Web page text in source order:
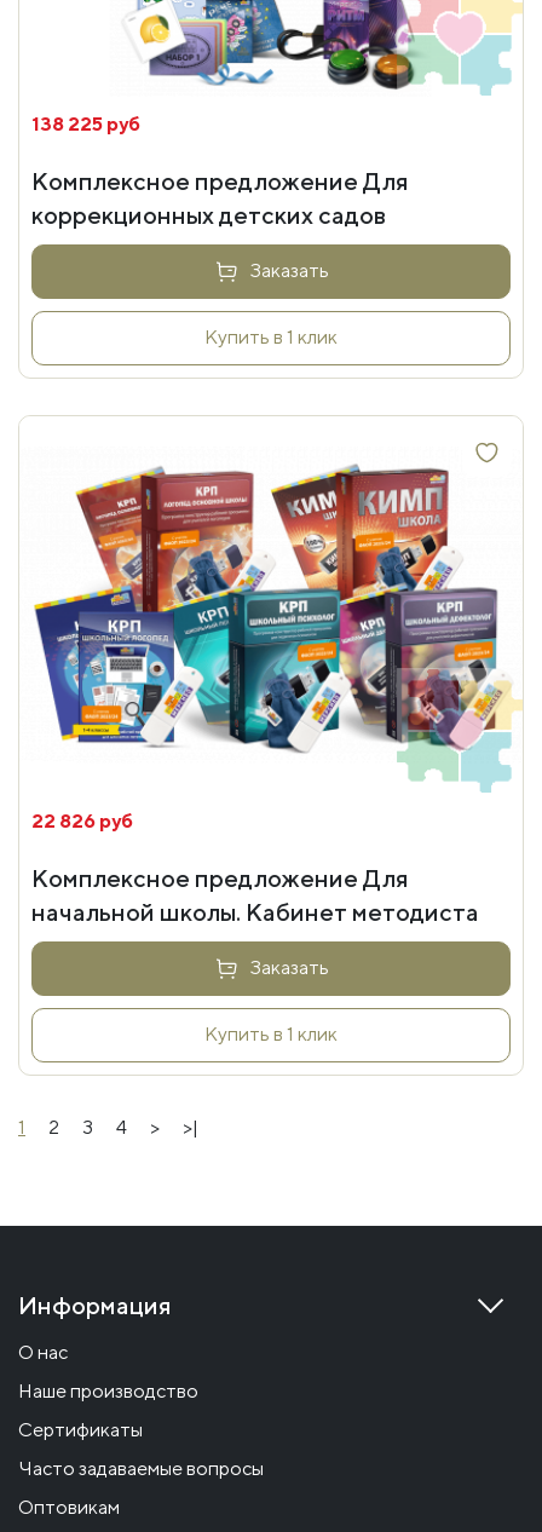
138 225 руб
Комплексное предложение Для
коррекционных детских садов
Заказать
Купить в 1 клик
22 826 руб
Комплексное предложение Для
начальной школы. Кабинет методиста
Заказать
Купить в 1 клик
1 2 3 4 > >|
Информация
О нас
Наше производство
Сертификаты
Часто задаваемые вопросы
Оптовикам